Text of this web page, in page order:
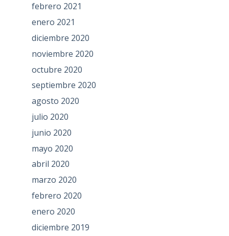
febrero 2021
enero 2021
diciembre 2020
noviembre 2020
octubre 2020
septiembre 2020
agosto 2020
julio 2020
junio 2020
mayo 2020
abril 2020
marzo 2020
febrero 2020
enero 2020
diciembre 2019